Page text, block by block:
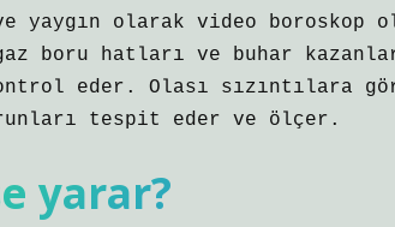
yaygın olarak video boroskop
boru hatları ve buhar
eder. Olası sızıntılara
tespit eder ve ölçer.
yarar?